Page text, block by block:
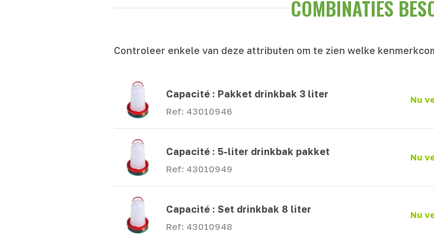
COMBINATIES
Controleer enkele van deze attributen om te zien welke
Capacité : Pakket drinkbak 3 liter
Ref: 43010946
Nu
Capacité : 5-liter drinkbak pakket
Ref: 43010949
Nu
Capacité : Set drinkbak 8 liter
Ref: 43010948
Nu